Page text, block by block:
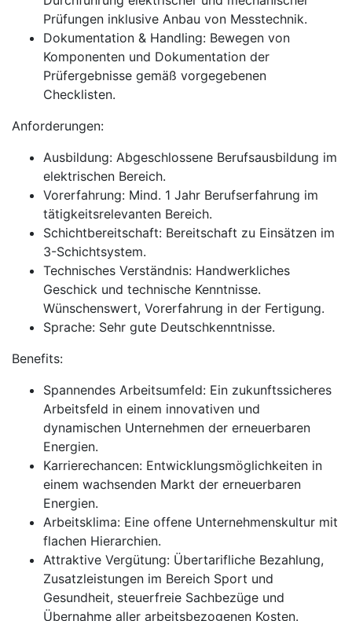
Prüfungen inklusive Anbau von Messtechnik.
Dokumentation & Handling: Bewegen von
Komponenten und Dokumentation der
Prüfergebnisse gemäß vorgegebenen
Checklisten.
Anforderungen:
Ausbildung: Abgeschlossene Berufsausbildung im
elektrischen Bereich.
Vorerfahrung: Mind. 1 Jahr Berufserfahrung im
tätigkeitsrelevanten Bereich.
Schichtbereitschaft: Bereitschaft zu Einsätzen im
3-Schichtsystem.
Technisches Verständnis: Handwerkliches
Geschick und technische Kenntnisse.
Wünschenswert, Vorerfahrung in der Fertigung.
Sprache: Sehr gute Deutschkenntnisse.
Benefits:
Spannendes Arbeitsumfeld: Ein zukunftssicheres
Arbeitsfeld in einem innovativen und
dynamischen Unternehmen der erneuerbaren
Energien.
Karrierechancen: Entwicklungsmöglichkeiten in
einem wachsenden Markt der erneuerbaren
Energien.
Arbeitsklima: Eine offene Unternehmenskultur mit
flachen Hierarchien.
Attraktive Vergütung: Übertarifliche Bezahlung,
Zusatzleistungen im Bereich Sport und
Gesundheit, steuerfreie Sachbezüge und
Übernahme aller arbeitsbezogenen Kosten.